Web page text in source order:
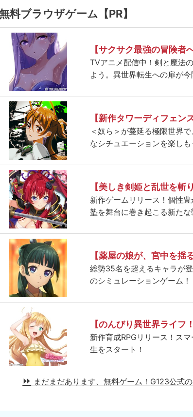
料ブラウザゲーム【PR】
【サクサク最強の冒険者
TVアニメ配信中！剣と魔法
よう。異世界転生への扉が今
【新作タワーディフェン
＜奴ら＞が蔓延る極限世界
なシチュエーションを楽しも
【美しき剣姫と乱世を斬
新作ゲームリリース！個性
塾を舞台に巻き起こる新たな
【薬屋の娘が、宮中を揺
総勢35名を超えるキャラが
のシミュレーションゲーム！
【のんびり異世界ライフ！
新作育成RPGリリース！ス
生をスタート！
まだまだあります、無料ゲーム！ G123公式